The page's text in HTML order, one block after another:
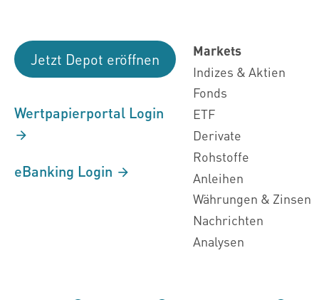
Jetzt Depot eröffnen
Wertpapierportal Login
eBanking Login
Markets
Indizes & Aktien
Fonds
ETF
Derivate
Rohstoffe
Anleihen
Währungen & Zinsen
Nachrichten
Analysen